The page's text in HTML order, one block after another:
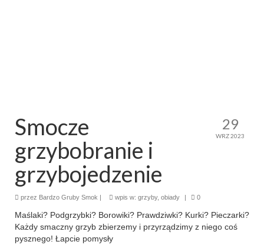
ciasteczka
muffinki
bez pieczenia
pizze
29
WRZ 2023
Smocze
grzybobranie i
grzybojedzenie
przez Bardzo Gruby Smok | wpis w: grzyby, obiady | 0
Maślaki? Podgrzybki? Borowiki? Prawdziwki? Kurki? Pieczarki?
Każdy smaczny grzyb zbierzemy i przyrządzimy z niego coś
pysznego! Łapcie pomysły